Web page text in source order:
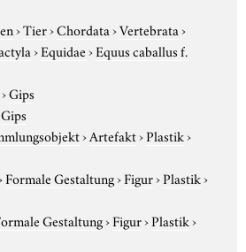
›Tier›Chordata›Vertebrata›
›Equidae›Equus caballus f.
›Gips
Gips
›Artefakt›Plastik›
Formale Gestaltung›Figur›Plastik›
Gestaltung›Figur›Plastik›